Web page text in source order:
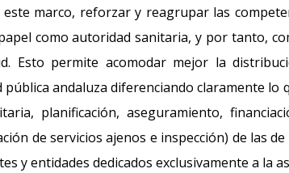
este marco, reforzar y reagrupar las
como autoridad sanitaria, y por tanto,
Esto permite acomodar mejor la
andaluza diferenciando claramente lo
planificación, aseguramiento,
de servicios ajenos e inspección) de las
y entidades dedicados exclusivamente a la